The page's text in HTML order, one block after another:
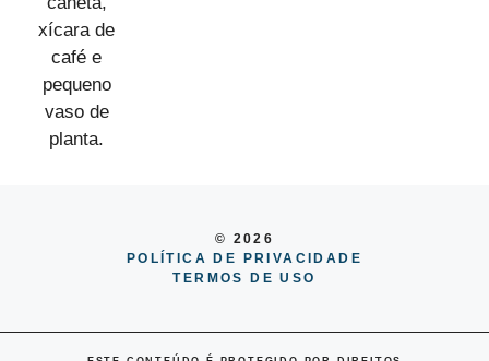
© 2026
POLÍTICA DE PRIVACIDADE
TERMOS DE USO